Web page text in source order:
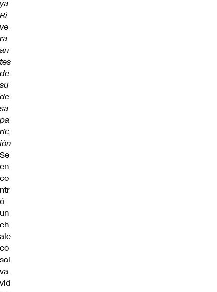
ya
Ri
ve
ra
an
tes
de
su
de
sa
pa
ric
ión
Se
en
co
ntr
ó
un
ch
ale
co
sal
va
vid